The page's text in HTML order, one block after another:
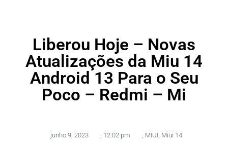
Liberou Hoje – Novas
Atualizações da Miu 14
Android 13 Para o Seu
Poco – Redmi – Mi
junho 9, 2023 , 12:02 pm , MIUI, Miui 14